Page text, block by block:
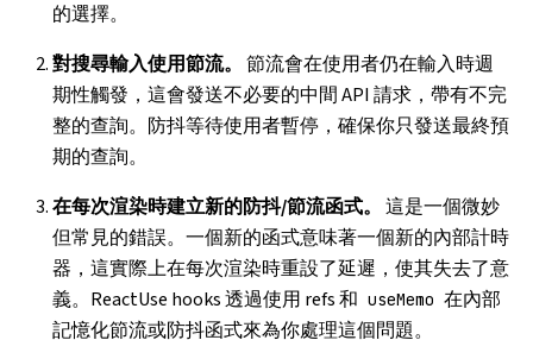
的選擇。
對搜尋輸入使用節流。 節流會在使用者仍在輸入時週
期性觸發，這會發送不必要的中間 API 請求，帶有不完
整的查詢。防抖等待使用者暫停，確保你只發送最終預
期的查詢。
在每次渲染時建立新的防抖/節流函式。 這是一個微妙
但常見的錯誤。一個新的函式意味著一個新的內部計時
器，這實際上在每次渲染時重設了延遲，使其失去了意
義。ReactUse hooks 透過使用 refs 和 useMemo 在內部
記憶化節流或防抖函式來為你處理這個問題。